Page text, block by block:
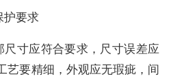
护要求
寸应符合要求，尺寸误差应
要精细，外观应无瑕疵，间